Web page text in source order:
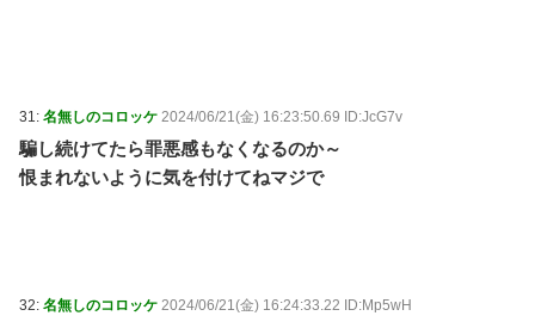
31: 名無しのコロッケ 2024/06/21(金) 16:23:50.69 ID:JcG7v
騙し続けてたら罪悪感もなくなるのか～
恨まれないように気を付けてねマジで
32: 名無しのコロッケ 2024/06/21(金) 16:24:33.22 ID:Mp5wH